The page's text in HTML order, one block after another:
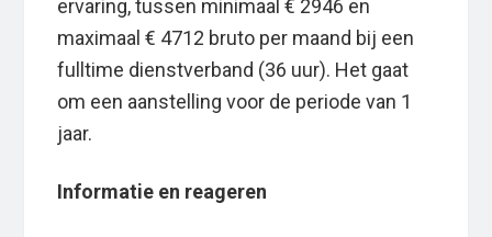
ervaring, tussen minimaal € 2946 en
maximaal € 4712 bruto per maand bij een
fulltime dienstverband (36 uur). Het gaat
om een aanstelling voor de periode van 1
jaar.
Informatie en reageren